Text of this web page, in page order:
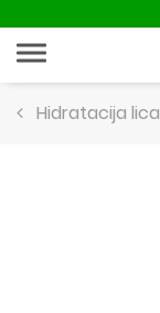
Hidratacija lica